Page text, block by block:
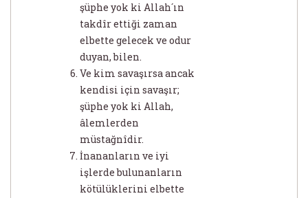
şüphe yok ki Allah´ın
takdîr ettiği zaman
elbette gelecek ve odur
duyan, bilen.
Ve kim savaşırsa ancak
kendisi için savaşır;
şüphe yok ki Allah,
âlemlerden
müstağnîdir.
İnananların ve iyi
işlerde bulunanların
kötülüklerini elbette